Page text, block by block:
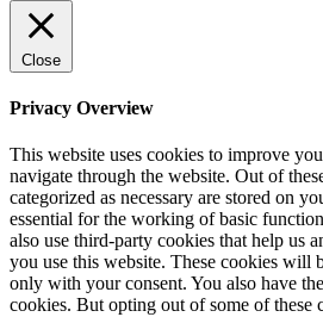
Close
Privacy Overview
This website uses cookies to improve
navigate through the website. Out of
categorized as necessary are stored on
essential for the working of basic
also use third-party cookies that help us
you use this website. These cookies will
only with your consent. You also have
cookies. But opting out of some of these